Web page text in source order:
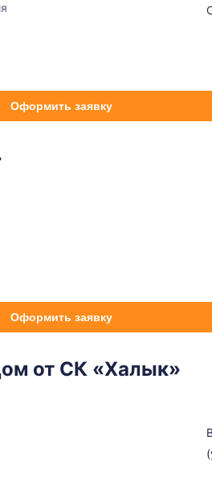
Оформить заявку
Оформить заявку
от СК «Халык»